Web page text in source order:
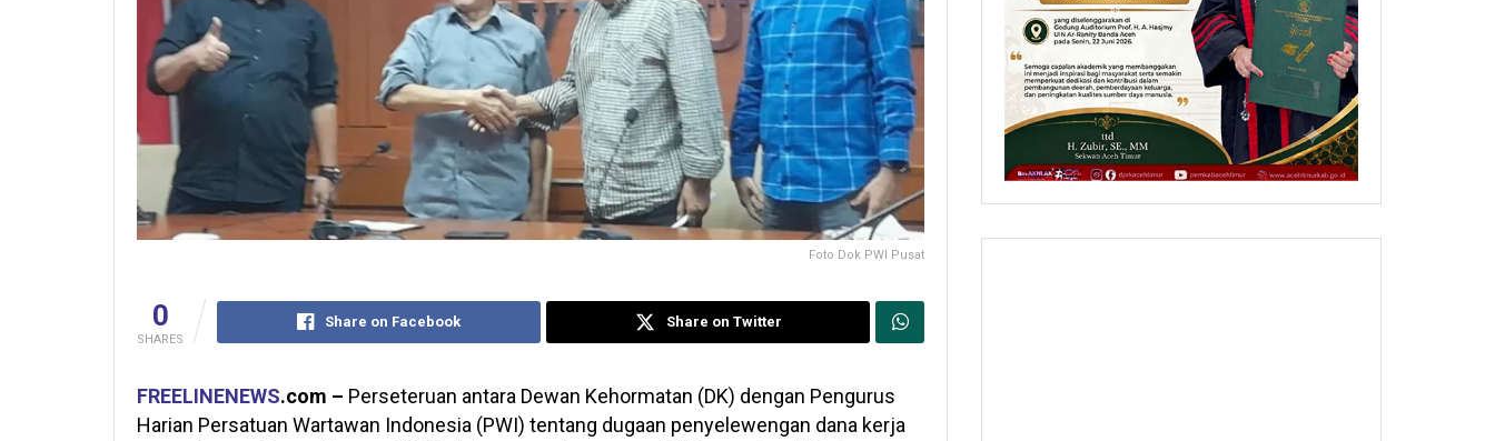
Foto Dok PWI Pusat
0
SHARES
Share on Facebook Share on Twitter
FREELINENEWS.com – Perseteruan antara Dewan Kehormatan (DK) dengan Pengurus
Harian Persatuan Wartawan Indonesia (PWI) tentang dugaan penyelewengan dana kerja